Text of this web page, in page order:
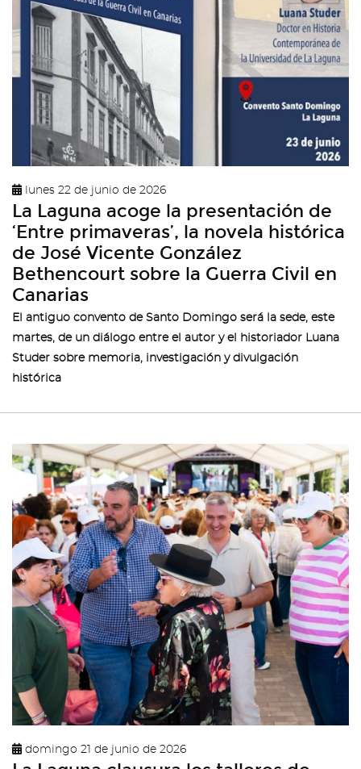
lunes 22 de junio de 2026
La Laguna acoge la presentación de
‘Entre primaveras’, la novela histórica
de José Vicente González
Bethencourt sobre la Guerra Civil en
Canarias
El antiguo convento de Santo Domingo será la sede, este
martes, de un diálogo entre el autor y el historiador Luana
Studer sobre memoria, investigación y divulgación
histórica
domingo 21 de junio de 2026